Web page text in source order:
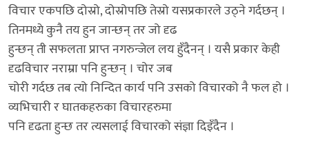
विचार एकपछि दोस्रो, दोस्रोपछि तेस्रो यसप्रकारले उठ्ने गर्दछन् ।
तिनमध्ये कुनै तय हुन जान्छन् तर जो दृढ
हुन्छन् ती सफलता प्राप्त नगरुन्जेल लय हुँदैनन् । यसै प्रकार केही
दृढविचार नराम्रा पनि हुन्छन् । चोर जब
चोरी गर्दछ तब त्यो निन्दित कार्य पनि उसको विचारको नै फल हो ।
व्यभिचारी र घातकहरुका विचारहरुमा
पनि दृढता हुन्छ तर त्यसलाई विचारको संज्ञा दिइँदैन ।